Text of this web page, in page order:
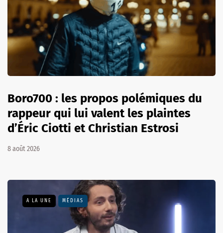
Boro700 : les propos polémiques du
rappeur qui lui valent les plaintes
d’Éric Ciotti et Christian Estrosi
8 août 2026
A LA UNE MÉDIAS